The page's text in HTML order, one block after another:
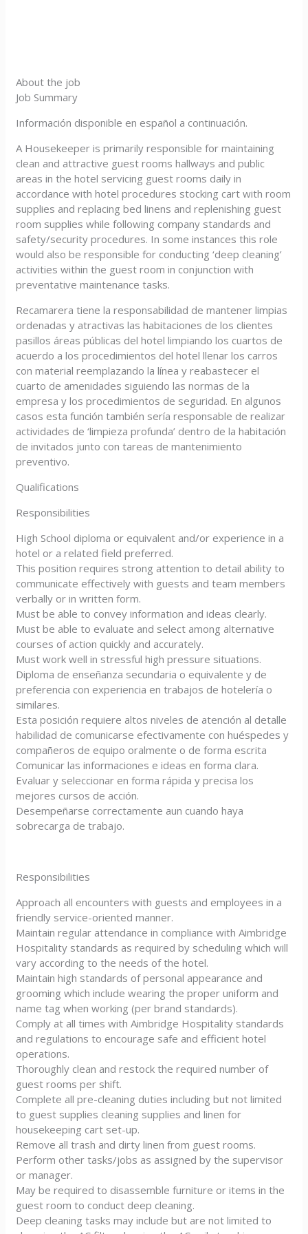
About the job
Job Summary
Información disponible en español a continuación.
A Housekeeper is primarily responsible for maintaining
clean and attractive guest rooms hallways and public
areas in the hotel servicing guest rooms daily in
accordance with hotel procedures stocking cart with room
supplies and replacing bed linens and replenishing guest
room supplies while following company standards and
safety/security procedures. In some instances this role
would also be responsible for conducting ‘deep cleaning’
activities within the guest room in conjunction with
preventative maintenance tasks.
Recamarera tiene la responsabilidad de mantener limpias
ordenadas y atractivas las habitaciones de los clientes
pasillos áreas públicas del hotel limpiando los cuartos de
acuerdo a los procedimientos del hotel llenar los carros
con material reemplazando la línea y reabastecer el
cuarto de amenidades siguiendo las normas de la
empresa y los procedimientos de seguridad. En algunos
casos esta función también sería responsable de realizar
actividades de ‘limpieza profunda’ dentro de la habitación
de invitados junto con tareas de mantenimiento
preventivo.
Qualifications
Responsibilities
High School diploma or equivalent and/or experience in a
hotel or a related field preferred.
This position requires strong attention to detail ability to
communicate effectively with guests and team members
verbally or in written form.
Must be able to convey information and ideas clearly.
Must be able to evaluate and select among alternative
courses of action quickly and accurately.
Must work well in stressful high pressure situations.
Diploma de enseñanza secundaria o equivalente y de
preferencia con experiencia en trabajos de hotelería o
similares.
Esta posición requiere altos niveles de atención al detalle
habilidad de comunicarse efectivamente con huéspedes y
compañeros de equipo oralmente o de forma escrita
Comunicar las informaciones e ideas en forma clara.
Evaluar y seleccionar en forma rápida y precisa los
mejores cursos de acción.
Desempeñarse correctamente aun cuando haya
sobrecarga de trabajo.
Responsibilities
Approach all encounters with guests and employees in a
friendly service-oriented manner.
Maintain regular attendance in compliance with Aimbridge
Hospitality standards as required by scheduling which will
vary according to the needs of the hotel.
Maintain high standards of personal appearance and
grooming which include wearing the proper uniform and
name tag when working (per brand standards).
Comply at all times with Aimbridge Hospitality standards
and regulations to encourage safe and efficient hotel
operations.
Thoroughly clean and restock the required number of
guest rooms per shift.
Complete all pre-cleaning duties including but not limited
to guest supplies cleaning supplies and linen for
housekeeping cart set-up.
Remove all trash and dirty linen from guest rooms.
Perform other tasks/jobs as assigned by the supervisor
or manager.
May be required to disassemble furniture or items in the
guest room to conduct deep cleaning.
Deep cleaning tasks may include but are not limited to